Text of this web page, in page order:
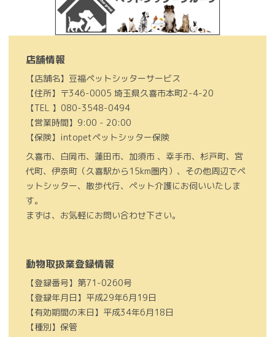
店舗情報
【店舗名】豆福ペットシッターサービス
【住所】〒346-0005 埼玉県久喜市本町2-4-20
【TEL 】080-3548-0494
【営業時間】9:00 - 20:00
【保険】intopetペットシッター保険
久喜市、白岡市、蓮田市、加須市 、幸手市、杉戸町、宮
代町、伊奈町（久喜駅から15km圏内）、その他周辺でペ
ットシッター、散歩代行、ペット介護にお伺いいたしま
す。
まずは、お気軽にお問い合わせ下さい。
動物取扱業登録情報
【登録番号】第71-0260号
【登録年月日】平成29年6月19日
【有効期間の末日】平成34年6月18日
【種別】保管